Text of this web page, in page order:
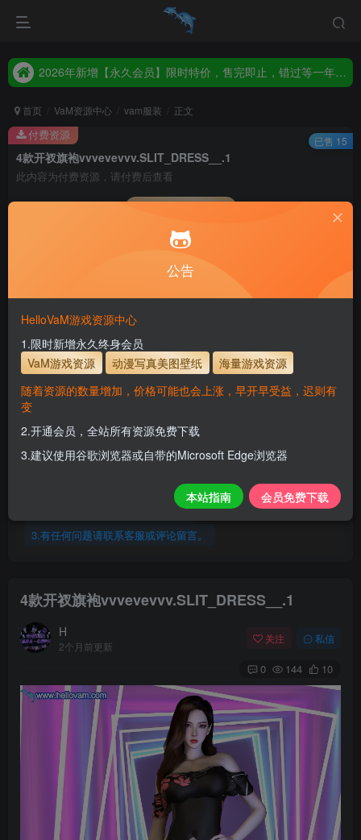
2026年新增【永久会员】限时特价，售完即止，错过等一年！！！
首页 VaM资源中心 vam服装 正文
4款开衩旗袍vvvevevvv.SLIT_DRESS__.1
此内容为付费资源，请付费后查看
您暂无购买权限，请先开通会员
主流网盘——高速下载
支付页面打不开或支付后不跳转请联系QQ：3317425885
服装使用教程
解压密码
开通会员【免费下载】全站资源！
1.为了资源不失效！请不要在线解压！
2.请先保存到自己网盘后再下载！
3.有任何问题请联系客服或评论留言。
付费资源 已售 15
4款开衩旗袍vvvevevvv.SLIT_DRESS__.1
H
2个月前更新
关注 私信
0 144 10
公告
HelloVaM游戏资源中心
1.限时新增永久终身会员
VaM游戏资源
动漫写真美图壁纸
海量游戏资源
随着资源的数量增加，价格可能也会上涨，早开早受益，迟则有
变
2.开通会员，全站所有资源免费下载
3.建议使用谷歌浏览器或自带的Microsoft Edge浏览器
本站指南 会员免费下载